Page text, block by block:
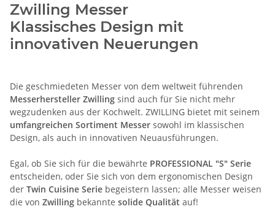
Zwilling Messer
Klassisches Design mit
innovativen Neuerungen
Die geschmiedeten Messer von dem weltweit führenden
Messerhersteller Zwilling sind auch für Sie nicht mehr
wegzudenken aus der Kochwelt. ZWILLING bietet mit seinem
umfangreichen Sortiment Messer sowohl im klassischen
Design, als auch in innovativen Neuausführungen.
Egal, ob Sie sich für die bewährte PROFESSIONAL "S" Serie
entscheiden, oder Sie sich von dem ergonomischen Design
der Twin Cuisine Serie begeistern lassen; alle Messer weisen
die von Zwilling bekannte solide Qualität auf!